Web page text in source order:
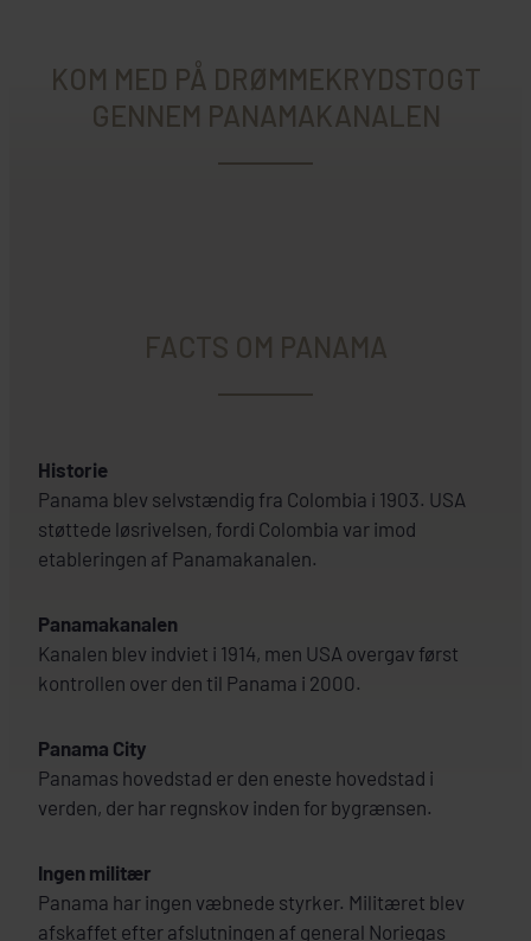
KOM MED PÅ DRØMMEKRYDSTOGT
GENNEM PANAMAKANALEN
FACTS OM PANAMA
Historie
Panama blev selvstændig fra Colombia i 1903. USA
støttede løsrivelsen, fordi Colombia var imod
etableringen af Panamakanalen.
Panamakanalen
Kanalen blev indviet i 1914, men USA overgav først
kontrollen over den til Panama i 2000.
Panama City
Panamas hovedstad er den eneste hovedstad i
verden, der har regnskov inden for bygrænsen.
Ingen militær
Panama har ingen væbnede styrker. Militæret blev
afskaffet efter afslutningen af general Noriegas